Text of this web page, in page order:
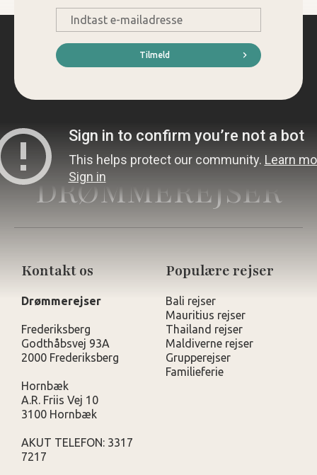
mail
*
Tilmeld
DRØMMEREJSER
Kontakt os
Drømmerejser
Frederiksberg
Godthåbsvej 93A
2000 Frederiksberg
Hornbæk
A.R. Friis Vej 10
3100 Hornbæk
AKUT TELEFON: 3317
7217
Populære rejser
Bali rejser
Mauritius rejser
Thailand rejser
Maldiverne rejser
Grupperejser
Familieferie